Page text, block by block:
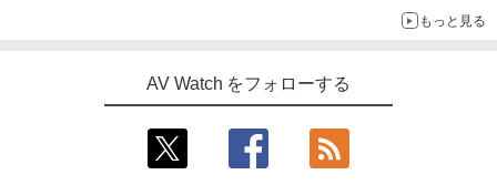
もっと見る
AV Watch をフォローする